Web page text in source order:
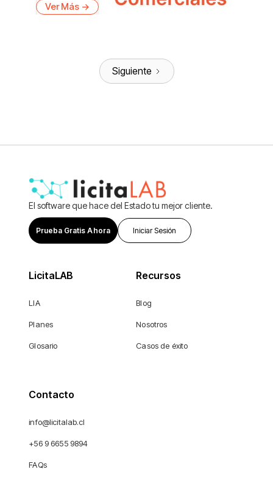
Ver Más ->
Siguiente
El software que hace del Estado tu mejor cliente.
Prueba Gratis Ahora Iniciar Sesión
LicitaLAB
LIA
Planes
Glosario
Recursos
Blog
Nosotros
Casos de éxito
Contacto
info@licitalab.cl
+56 9 6655 9894
FAQs